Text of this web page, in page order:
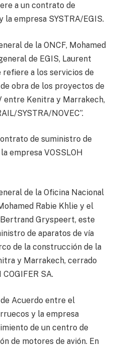
a un contrato de
la empresa SYSTRA/EGIS.
de la ONCF, Mohamed
de EGIS, Laurent
a los servicios de
obra de los proyectos de
entre Kenitra y Marrakech,
SYSTRA/NOVEC”.
de suministro de
empresa VOSSLOH
de la Oficina Nacional
Rabie Khlie y el
Gryspeert, este
de aparatos de vía
de la construcción de la
y Marrakech, cerrado
SA.
Acuerdo entre el
y la empresa
de un centro de
de motores de avión. En